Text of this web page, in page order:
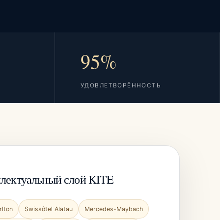
95%
УДОВЛЕТВОРЁННОСТЬ
слой KITE
Swissôtel Alatau Mercedes-Maybach